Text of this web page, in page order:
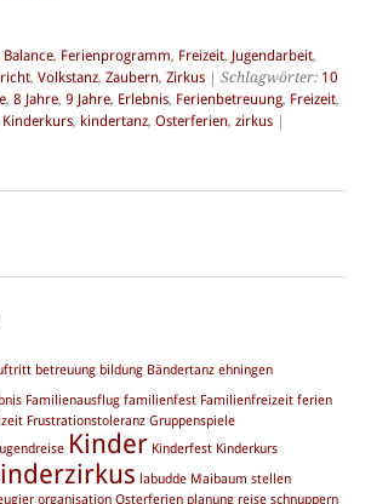
Balance, Ferienprogramm, Freizeit, Jugendarbeit,
, Volkstanz, Zaubern, Zirkus | Schlagwörter: 10
, 8 Jahre, 9 Jahre, Erlebnis, Ferienbetreuung, Freizeit,
Kinderkurs, kindertanz, Osterferien, zirkus
betreuung bildung Bändertanz ehningen
Familienausflug familienfest Familienfreizeit ferien
Frustrationstoleranz Gruppenspiele
Kinder Kinderfest Kinderkurs
labudde Maibaum stellen
organisation Osterferien planung reise schnuppern